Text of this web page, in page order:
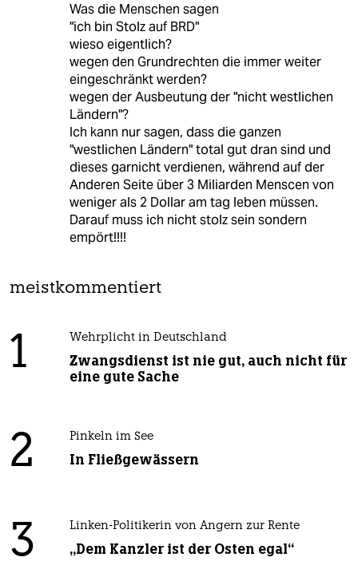
Was die Menschen sagen
"ich bin Stolz auf BRD"
wieso eigentlich?
wegen den Grundrechten die immer weiter
eingeschränkt werden?
wegen der Ausbeutung der "nicht westlichen
Ländern"?
Ich kann nur sagen, dass die ganzen
"westlichen Ländern" total gut dran sind und
dieses garnicht verdienen, während auf der
Anderen Seite über 3 Miliarden Menscen von
weniger als 2 Dollar am tag leben müssen.
Darauf muss ich nicht stolz sein sondern
empört!!!!
meistkommentiert
1 Wehrplicht in Deutschland
Zwangsdienst ist nie gut, auch nicht für
eine gute Sache
2 Pinkeln im See
In Fließgewässern
3 Linken-Politikerin von Angern zur Rente
„Dem Kanzler ist der Osten egal“